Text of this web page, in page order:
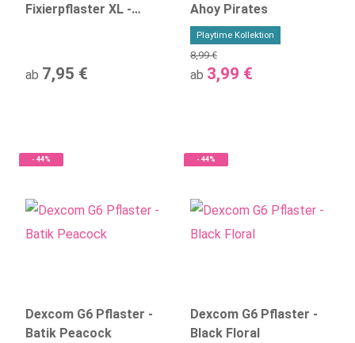
Fixierpflaster XL -
ab 7,95 €
Ahoy Pirates
Playtime Kollektion
ab 3,99 €
8,99 €
- 44%
Dexcom G6 Pflaster -
Batik Peacock
- 44%
Dexcom G6 Pflaster -
Black Floral